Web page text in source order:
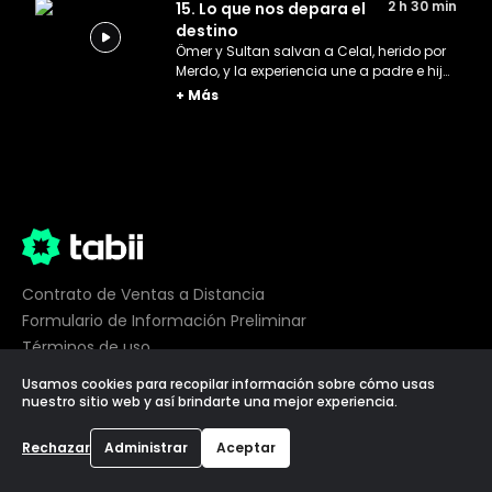
15. Lo que nos depara el
destino
2 h 30 min
Ömer y Sultan salvan a Celal, herido por
Merdo, y la experiencia une a padre e hijo.
Sultan decide ocultar su gran secreto a
+ Más
©2026tabii, Todos los derechos reservados
Contrato de Ventas a Distancia
Formulario de Información Preliminar
Términos de uso
Privacidad
Preferencias de cookies
Usamos cookies para recopilar información sobre cómo usas
nuestro sitio web y así brindarte una mejor experiencia.
Rechazar Administrar Aceptar